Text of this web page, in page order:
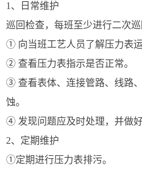
1、日常维护
巡回检查，每班至少进行二次巡
① 向当班工艺人员了解压力表运
② 查看压力表指示是否正常。
③ 查看表体、连接管路、线路
蚀。
④ 发现问题应及时处理，并做好
2、定期维护
①定期进行压力表排污。